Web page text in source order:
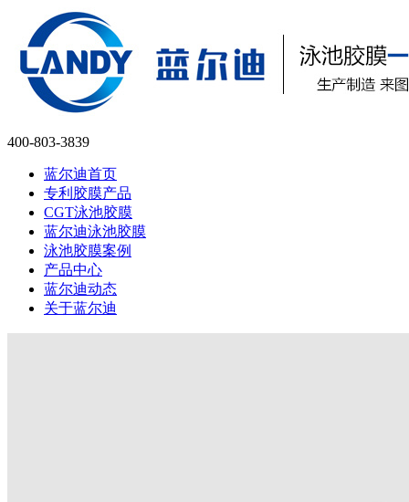
400-803-3839
蓝尔迪首页
专利胶膜产品
CGT泳池胶膜
蓝尔迪泳池胶膜
泳池胶膜案例
产品中心
蓝尔迪动态
关于蓝尔迪